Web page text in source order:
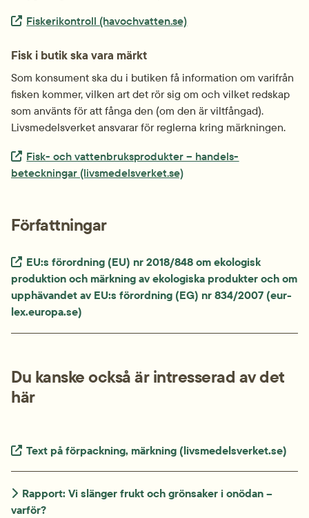
Extern länk.
Fiskerikontroll (havochvatten.se)
Fisk i butik ska vara märkt
Som konsument ska du i butiken få information om varifrån
fisken kommer, vilken art det rör sig om och vilket redskap
som använts för att fånga den (om den är viltfångad).
Livsmedelsverket ansvarar för reglerna kring märkningen.
Extern länk.
Fisk- och vattenbruks­produkter – handels­
beteckningar (livsmedelsverket.se)
Författningar
Extern länk.
EU:s förordning (EU) nr 2018/848 om ekologisk
produktion och märkning av ekologiska produkter och om
upphävandet av EU:s förordning (EG) nr 834/2007 (eur-
lex.europa.se)
Du kanske också är intresserad av det
här
Extern länk.
Text på förpackning, märkning (livsmedelsverket.se)
Rapport: Vi slänger frukt och grönsaker i onödan –
varför?